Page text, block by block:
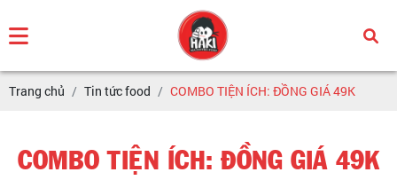
Trang chủ Tin tức food COMBO TIỆN ÍCH: ĐỒNG GIÁ 49K
COMBO TIỆN ÍCH: ĐỒNG GIÁ 49K